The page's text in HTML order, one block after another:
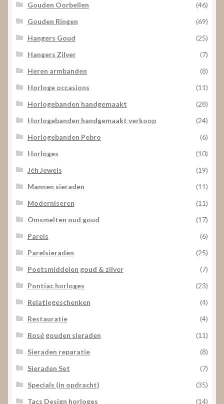
Gouden Oorbellen
(46)
Gouden Ringen
(69)
Hangers Goud
(25)
Hangers Zilver
(7)
Heren armbanden
(8)
Horloge occasions
(11)
Horlogebanden handgemaakt
(28)
Horlogebanden handgemaakt verkoop
(24)
Horlogebanden Pebro
(6)
Horloges
(10)
Jéh Jewels
(19)
Mannen sieraden
(11)
Moderniseren
(11)
Omsmelten oud goud
(17)
Parels
(6)
Parelsieraden
(25)
Poetsmiddelen goud & zilver
(7)
Pontiac horloges
(23)
Relatiegeschenken
(4)
Restauratie
(4)
Rosé gouden sieraden
(11)
Sieraden reparatie
(8)
Sieraden Set
(7)
Specials (in opdracht)
(35)
Tacs Design horloges
(14)